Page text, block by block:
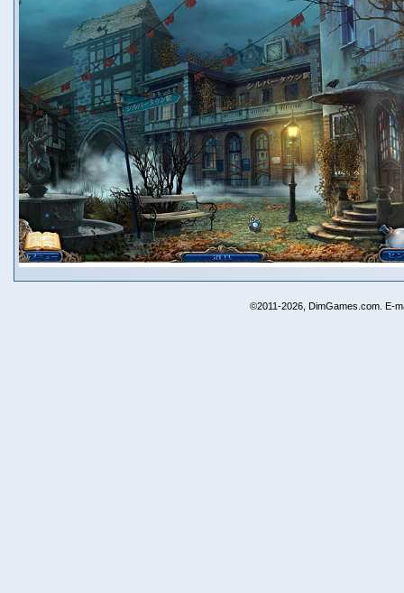
©2011-2026, DimGames.com. E-